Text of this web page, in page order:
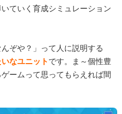
ていく育成シミュレーション
ぞや？」って人に説明する
なユニット です。ま～個性豊
ームって思ってもらえれば間